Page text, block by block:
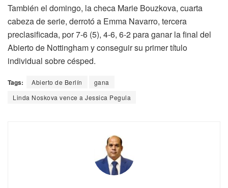
También el domingo, la checa Marie Bouzkova, cuarta
cabeza de serie, derrotó a Emma Navarro, tercera
preclasificada, por 7-6 (5), 4-6, 6-2 para ganar la final del
Abierto de Nottingham y conseguir su primer título
individual sobre césped.
Tags: Abierto de Berlín
gana
Linda Noskova vence a Jessica Pegula